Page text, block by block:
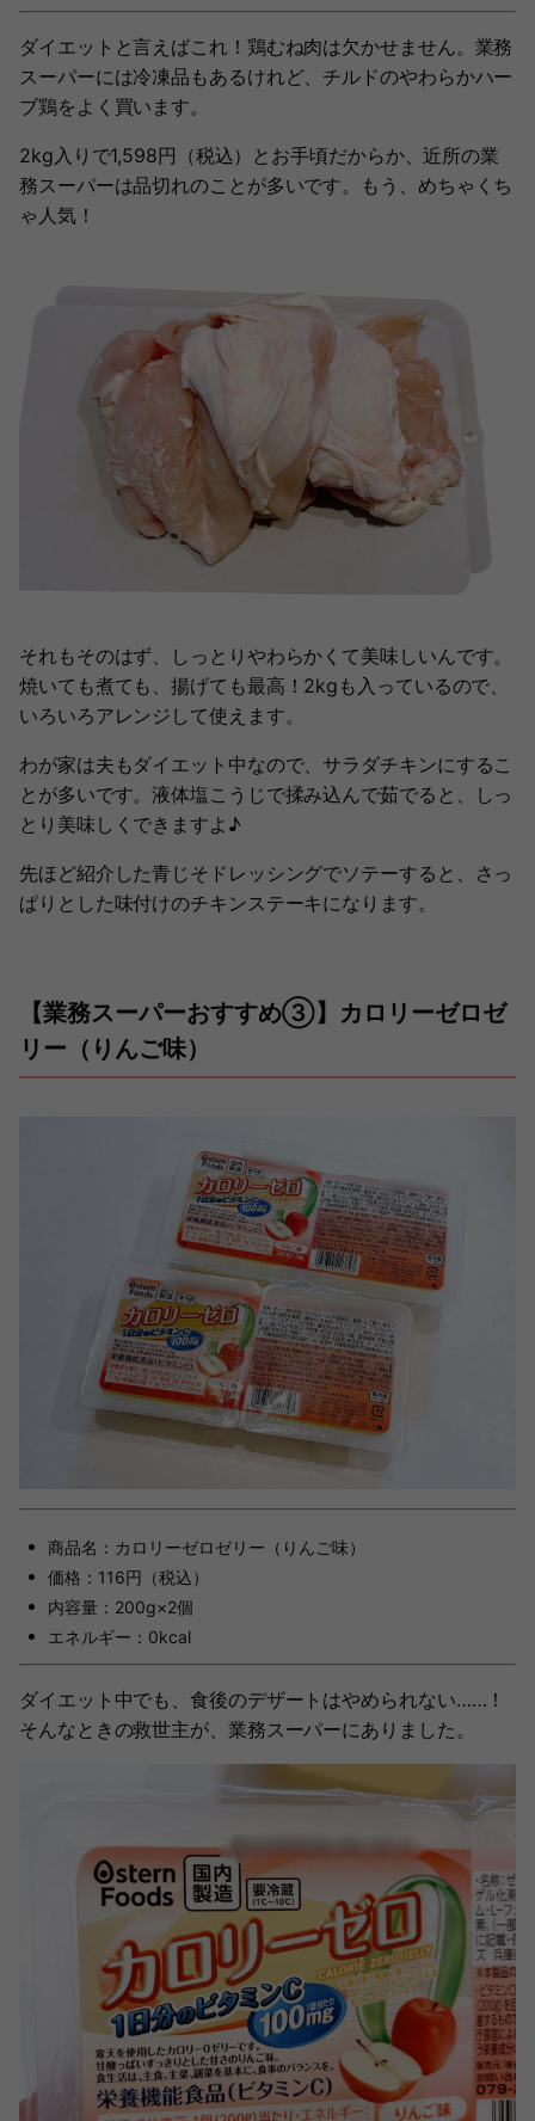
ダイエットと言えばこれ！鶏むね肉は欠かせません。業務
スーパーには冷凍品もあるけれど、チルドのやわらかハー
ブ鶏をよく買います。
2kg入りで1,598円（税込）とお手頃だからか、近所の業
務スーパーは品切れのことが多いです。もう、めちゃくち
ゃ人気！
それもそのはず、しっとりやわらかくて美味しいんです。
焼いても煮ても、揚げても最高！2kgも入っているので、
いろいろアレンジして使えます。
わが家は夫もダイエット中なので、サラダチキンにするこ
とが多いです。液体塩こうじで揉み込んで茹でると、しっ
とり美味しくできますよ♪
先ほど紹介した青じそドレッシングでソテーすると、さっ
ぱりとした味付けのチキンステーキになります。
【業務スーパーおすすめ③】カロリーゼロゼ
リー（りんご味）
商品名：カロリーゼロゼリー（りんご味）
価格：116円（税込）
内容量：200g×2個
エネルギー：0kcal
ダイエット中でも、食後のデザートはやめられない……！
そんなときの救世主が、業務スーパーにありました。